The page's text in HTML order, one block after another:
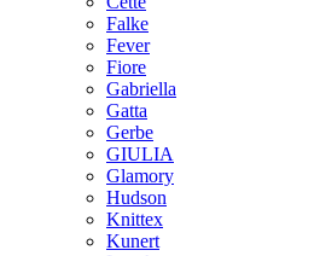
Falke
Fever
Fiore
Gabriella
Gatta
Gerbe
GIULIA
Glamory
Hudson
Knittex
Kunert